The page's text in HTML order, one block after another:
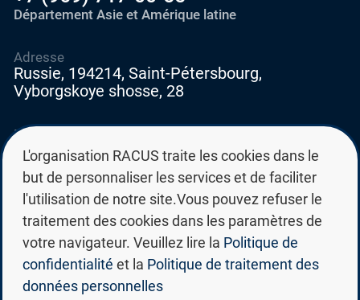
Département Asie et Amérique latine
E-mail
education@edurussia.org
edurussia@racus.ru
Adresse
Russie, 194214, Saint-Pétersbourg,
Vyborgskoye shosse, 28
Politique de confidentialité
L'organisation RACUS traite les cookies dans le
but de personnaliser les services et de faciliter
l'utilisation de notre site.Vous pouvez refuser le
traitement des cookies dans les paramètres de
votre navigateur. Veuillez lire la Politique de
confidentialité et la Politique de traitement des
données personnelles